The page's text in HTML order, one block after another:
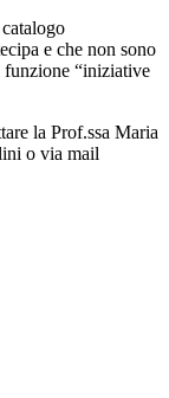
e che non sono
funzione “iniziative
la Prof.ssa Maria
o via mail